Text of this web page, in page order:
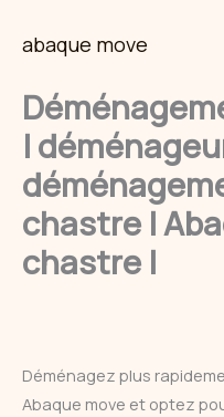
abaque move
|
chastre |
chastre |
Déménagez plus
Abaque move et optez